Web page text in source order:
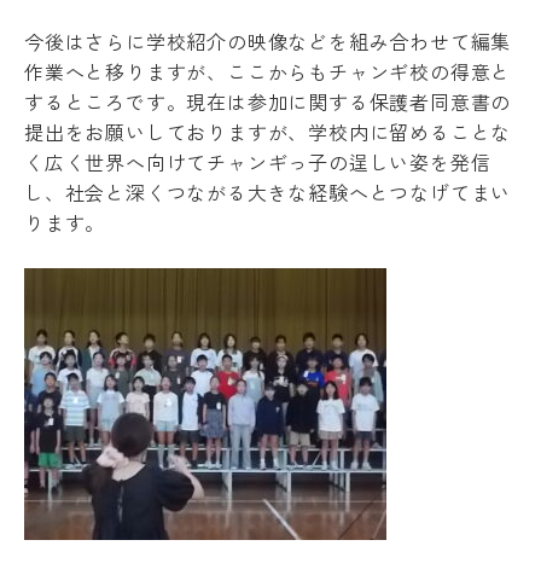
今後はさらに学校紹介の映像などを組み合わせて編集
作業へと移りますが、ここからもチャンギ校の得意と
するところです。現在は参加に関する保護者同意書の
提出をお願いしておりますが、学校内に留めることな
く広く世界へ向けてチャンギっ子の逞しい姿を発信
し、社会と深くつながる大きな経験へとつなげてまい
ります。